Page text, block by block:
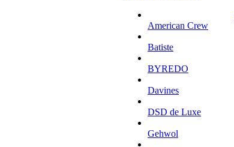
American Crew
Batiste
BYREDO
Davines
DSD de Luxe
Gehwol